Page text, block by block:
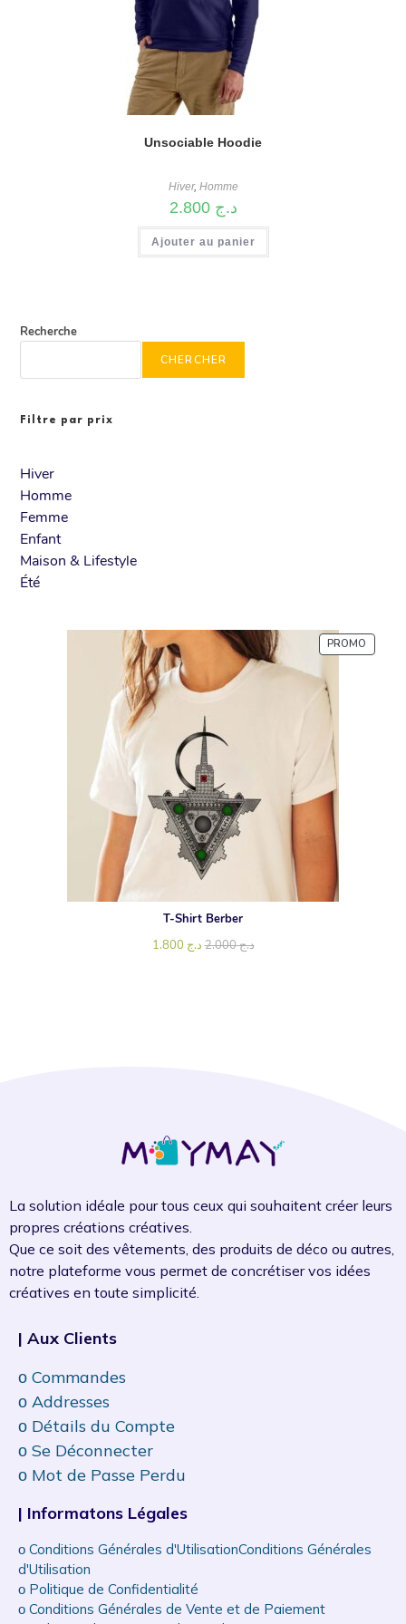
Unsociable Hoodie
Hiver, Homme
د.ج 2.800
Ajouter au panier
Recherche
CHERCHER
Filtre par prix
Hiver
Homme
Femme
Enfant
Maison & Lifestyle
Été
PROMO
T-Shirt Berber
د.ج2.000 د.ج
La solution idéale pour tous ceux qui souhaitent créer leurs
propres créations créatives.
Que ce soit des vêtements, des produits de déco ou autres,
notre plateforme vous permet de concrétiser vos idées
créatives en toute simplicité.
| Aux Clients
ᴏ Commandes
ᴏ Addresses
ᴏ Détails du Compte
ᴏ Se Déconnecter
ᴏ Mot de Passe Perdu
| Informatons Légales
ᴏ Conditions Générales d'UtilisationConditions Générales
d'Utilisation
ᴏ Politique de Confidentialité
ᴏ Conditions Générales de Vente et de Paiement